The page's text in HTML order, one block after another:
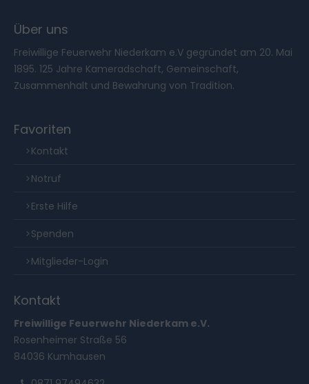
Über uns
Freiwillige Feuerwehr Niederkam e.V gegründet am 20. Mai
1895. 125 Jahre Kameradschaft, Gemeinschaft,
Zusammenhalt und Bewahrung von Tradition.
Favoriten
Kontakt
Notruf
Erste Hilfe
Spenden
Mitglieder-Login
Kontakt
Freiwillige Feuerwehr Niederkam e.V.
Rosenheimer Straße 56
84036 Kumhausen